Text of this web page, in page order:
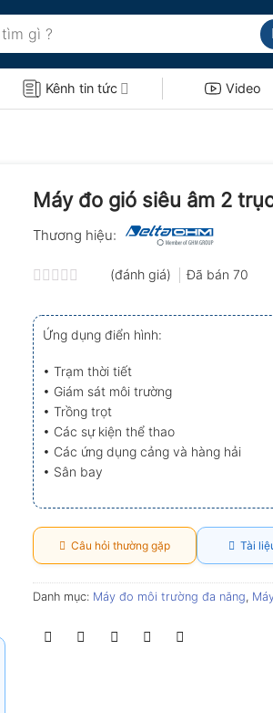
Kênh tin tức Video
Máy đo gió siêu âm 2
Thương hiệu:
xếp
hạng
0.0
5
sao
(đánh giá) Đã bán70
Ứng dụng điển hình:
• Trạm thời tiết
• Giám sát môi trường
• Trồng trọt
• Các sự kiện thể thao
• Các ứng dụng cảng và hàng hải
• Sân bay
Câu hỏi thường gặp Tài
Danh mục: Máy đo môi trường đa năng,